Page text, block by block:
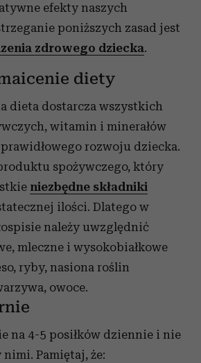
efekty naszych
poniższych zasad jest
zdrowego dziecka.
diety
dieta dostarcza wszystkich
witamin i minerałów
rozwoju dziecka.
spożywczego, który
niezbędne składniki
ilości. Dlatego w
należy uwzględnić
mleczne i wysokobiałkowe
ryby, nasiona roślin
owoce.
na 4-5 posiłków dziennie i nie
Pamiętaj, że: